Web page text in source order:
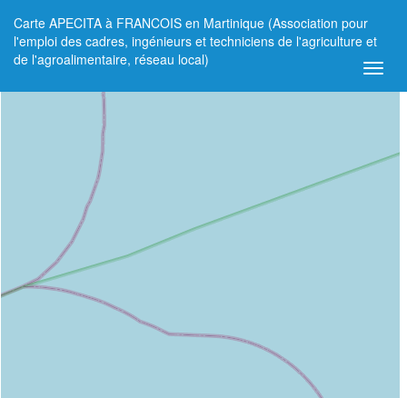
Carte APECITA à FRANCOIS en Martinique (Association pour
l'emploi des cadres, ingénieurs et techniciens de l'agriculture et
de l'agroalimentaire, réseau local)
+
−